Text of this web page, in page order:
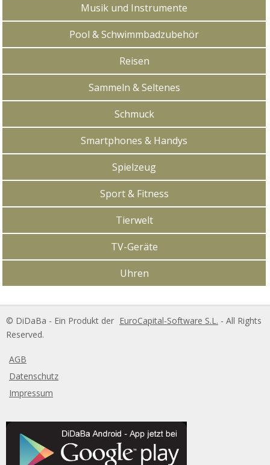
Musik und Instrumente
Pool & Schwimmbadzubehör
Reisen
Sammeln & Seltenes
Schmuck
Smartphones & Handys
Spielzeug
Sport & Fitness
Tierwelt
TV-Geräte
Uhren
DiDaBa Copyright
© DiDaBa - Ein Produkt der EuroCapital-Software S.L. - All Rights
Reserved.
AGB
Datenschutz
Impressum